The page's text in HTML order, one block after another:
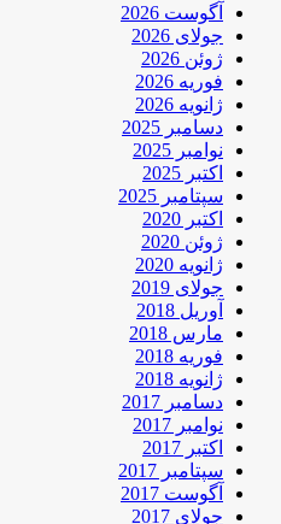
آگوست 2026
جولای 2026
ژوئن 2026
فوریه 2026
ژانویه 2026
دسامبر 2025
نوامبر 2025
اکتبر 2025
سپتامبر 2025
اکتبر 2020
ژوئن 2020
ژانویه 2020
جولای 2019
آوریل 2018
مارس 2018
فوریه 2018
ژانویه 2018
دسامبر 2017
نوامبر 2017
اکتبر 2017
سپتامبر 2017
آگوست 2017
جولای 2017